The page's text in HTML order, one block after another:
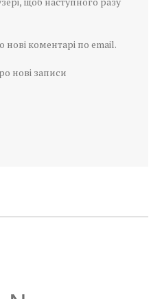
коментарі по email.
нові записи